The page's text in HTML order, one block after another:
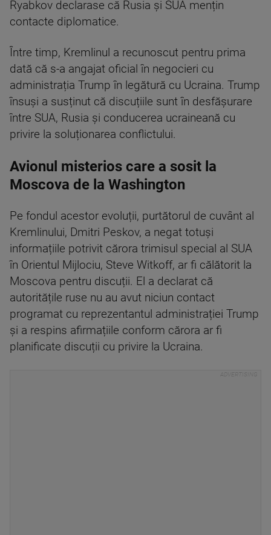
Ryabkov declarase că Rusia și SUA mențin
contacte diplomatice.
Între timp, Kremlinul a recunoscut pentru prima
dată că s-a angajat oficial în negocieri cu
administrația Trump în legătură cu Ucraina. Trump
însuși a susținut că discuțiile sunt în desfășurare
între SUA, Rusia și conducerea ucraineană cu
privire la soluționarea conflictului.
Avionul misterios care a sosit la
Moscova de la Washington
Pe fondul acestor evoluții, purtătorul de cuvânt al
Kremlinului, Dmitri Peskov, a negat totuși
informațiile potrivit cărora trimisul special al SUA
în Orientul Mijlociu, Steve Witkoff, ar fi călătorit la
Moscova pentru discuții. El a declarat că
autoritățile ruse nu au avut niciun contact
programat cu reprezentantul administrației Trump
și a respins afirmațiile conform cărora ar fi
planificate discuții cu privire la Ucraina.